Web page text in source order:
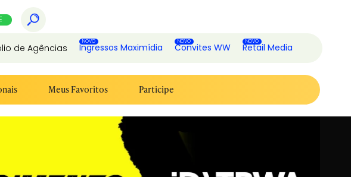
de Agências Ingressos Maximídia Convites WW Retail Media
Meus Favoritos Participe